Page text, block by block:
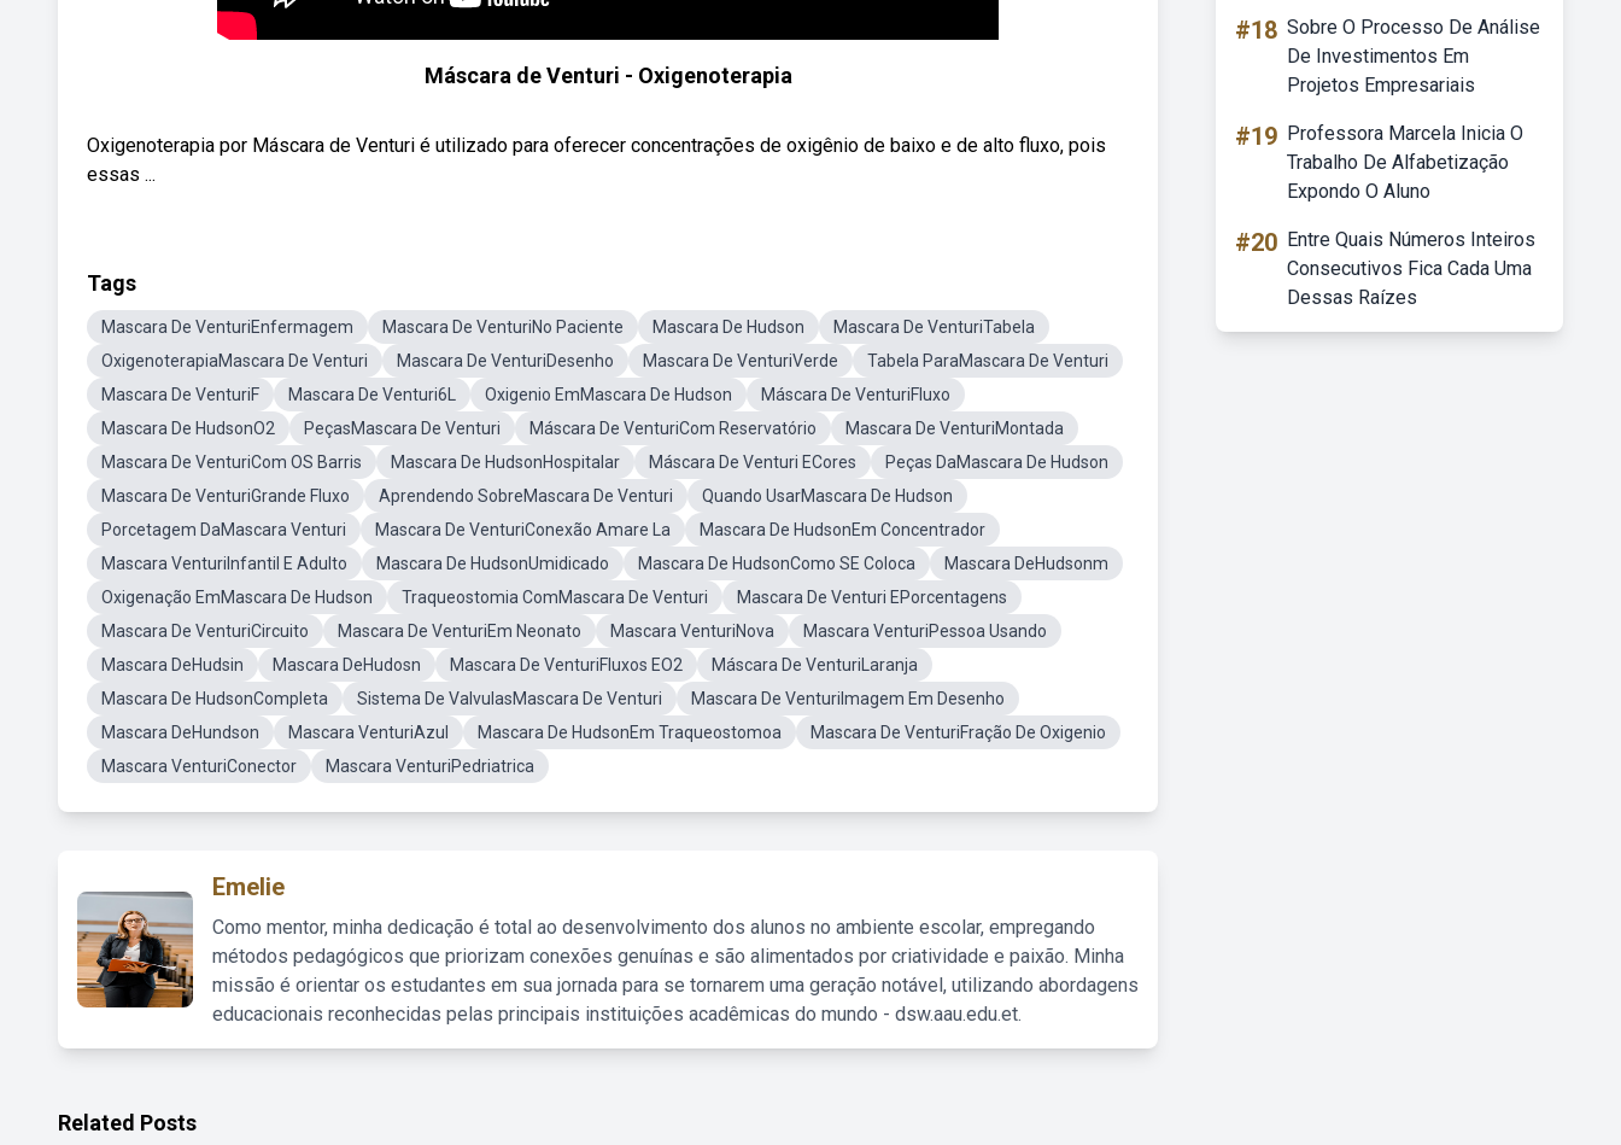
Máscara de Venturi - Oxigenoterapia
Oxigenoterapia por Máscara de Venturi é utilizado para oferecer concentrações de oxigênio de baixo e de alto fluxo, pois
essas ...
Tags
Mascara De VenturiEnfermagem Mascara De VenturiNo Paciente Mascara De Hudson
Mascara De VenturiTabela
OxigenoterapiaMascara De Venturi
Mascara De VenturiDesenho Mascara De VenturiVerde
Tabela ParaMascara De Venturi
Mascara De VenturiF
Mascara De Venturi6L Oxigenio EmMascara De Hudson
Máscara De VenturiFluxo
Mascara De HudsonO2
PeçasMascara De Venturi Máscara De VenturiCom Reservatório
Mascara De VenturiMontada
Mascara De VenturiCom OS Barris
Mascara De HudsonHospitalar Máscara De Venturi ECores
Peças DaMascara De Hudson
Mascara De VenturiGrande Fluxo
Aprendendo SobreMascara De Venturi
Quando UsarMascara De Hudson
Porcetagem DaMascara Venturi
Mascara De VenturiConexão Amare La
Mascara De HudsonEm Concentrador
Mascara VenturiInfantil E Adulto
Mascara De HudsonUmidicado Mascara De HudsonComo SE Coloca
Mascara DeHudsonm
Oxigenação EmMascara De Hudson
Traqueostomia ComMascara De Venturi
Mascara De Venturi EPorcentagens
Mascara De VenturiCircuito
Mascara De VenturiEm Neonato Mascara VenturiNova
Mascara VenturiPessoa Usando
Mascara DeHudsin
Mascara DeHudosn Mascara De VenturiFluxos EO2
Máscara De VenturiLaranja
Mascara De HudsonCompleta
Sistema De ValvulasMascara De Venturi
Mascara De VenturiImagem Em Desenho
Mascara DeHundson
Mascara VenturiAzul Mascara De HudsonEm Traqueostomoa
Mascara De VenturiFração De Oxigenio
Mascara VenturiConector
Mascara VenturiPedriatrica
Emelie
Como mentor, minha dedicação é total ao desenvolvimento dos alunos no ambiente escolar, empregando
métodos pedagógicos que priorizam conexões genuínas e são alimentados por criatividade e paixão. Minha
missão é orientar os estudantes em sua jornada para se tornarem uma geração notável, utilizando abordagens
educacionais reconhecidas pelas principais instituições acadêmicas do mundo - dsw.aau.edu.et.
#18 Sobre O Processo De Análise
De Investimentos Em
Projetos Empresariais
#19 Professora Marcela Inicia O
Trabalho De Alfabetização
Expondo O Aluno
#20 Entre Quais Números Inteiros
Consecutivos Fica Cada Uma
Dessas Raízes
Related Posts